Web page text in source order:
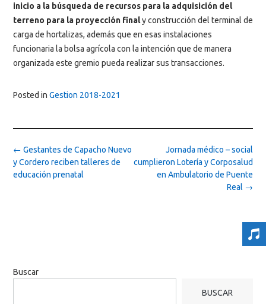
inicio a la búsqueda de recursos para la adquisición del
terreno para la proyección finaly construcción del terminal de
carga de hortalizas, además que en esas instalaciones
funcionaria la bolsa agrícola con la intención que de manera
organizada este gremio pueda realizar sus transacciones.
Posted in Gestion 2018-2021
Post
navigation
Jornada médico – social
cumplieron Lotería y Corposalud
en Ambulatorio de Puente
Real →
← Gestantes de Capacho Nuevo
y Cordero reciben talleres de
educación prenatal
Buscar
BUSCAR